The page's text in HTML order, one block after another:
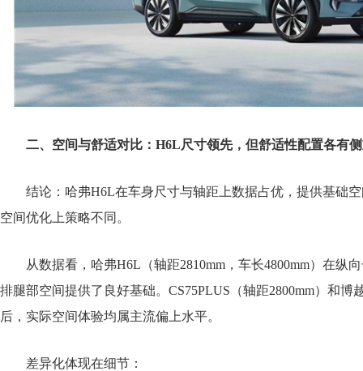
二、空间与舒适对比：H6L尺寸领先，但舒适性配置各有
结论：哈弗H6L在车身尺寸与轴距上数据占优，提供基础空
空间优化上策略不同。
从数据看，哈弗H6L（轴距2810mm，车长4800mm）在纵
排腿部空间提供了良好基础。CS75PLUS（轴距2800mm）和博
后，实际空间体验均属主流偏上水平。
差异化体现在细节：